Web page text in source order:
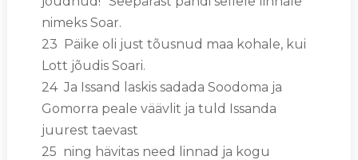
nimeks Soar.
23 Päike oli just tõusnud maa kohale, kui
Lott jõudis Soari.
24 Ja Issand laskis sadada Soodoma ja
Gomorra peale väävlit ja tuld Issanda
juurest taevast
25 ning hävitas need linnad ja kogu